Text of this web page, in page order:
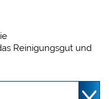
Reinigungsgut und
aus Edelstahl und